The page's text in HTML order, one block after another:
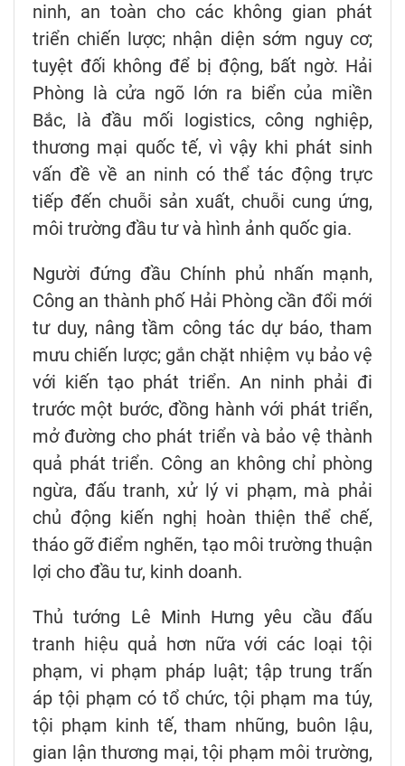
ninh, an toàn cho các không gian phát
triển chiến lược; nhận diện sớm nguy cơ;
tuyệt đối không để bị động, bất ngờ. Hải
Phòng là cửa ngõ lớn ra biển của miền
Bắc, là đầu mối logistics, công nghiệp,
thương mại quốc tế, vì vậy khi phát sinh
vấn đề về an ninh có thể tác động trực
tiếp đến chuỗi sản xuất, chuỗi cung ứng,
môi trường đầu tư và hình ảnh quốc gia.
Người đứng đầu Chính phủ nhấn mạnh,
Công an thành phố Hải Phòng cần đổi mới
tư duy, nâng tầm công tác dự báo, tham
mưu chiến lược; gắn chặt nhiệm vụ bảo vệ
với kiến tạo phát triển. An ninh phải đi
trước một bước, đồng hành với phát triển,
mở đường cho phát triển và bảo vệ thành
quả phát triển. Công an không chỉ phòng
ngừa, đấu tranh, xử lý vi phạm, mà phải
chủ động kiến nghị hoàn thiện thể chế,
tháo gỡ điểm nghẽn, tạo môi trường thuận
lợi cho đầu tư, kinh doanh.
Thủ tướng Lê Minh Hưng yêu cầu đấu
tranh hiệu quả hơn nữa với các loại tội
phạm, vi phạm pháp luật; tập trung trấn
áp tội phạm có tổ chức, tội phạm ma túy,
tội phạm kinh tế, tham nhũng, buôn lậu,
gian lận thương mại, tội phạm môi trường,